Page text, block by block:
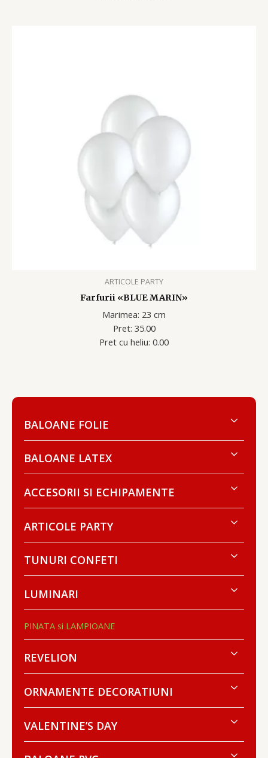
BALOANE FOLIE
BALOANE LATEX
ACCESORII SI ECHIPAMENTE
ARTICOLE PARTY
TUNURI CONFETI
LUMINARI
PINATA si LAMPIOANE
REVELION
ORNAMENTE DECORATIUNI
VALENTINE’S DAY
ARTICOLE PARTY
Farfurii «BLUE MARIN»
Marimea: 23 cm
Pret: 35.00
Pret cu heliu: 0.00